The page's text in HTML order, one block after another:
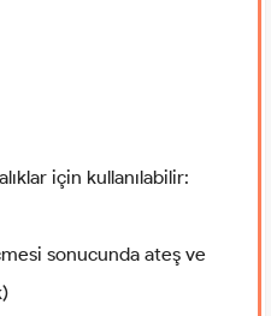
için kullanılabilir:
sonucunda ateş ve